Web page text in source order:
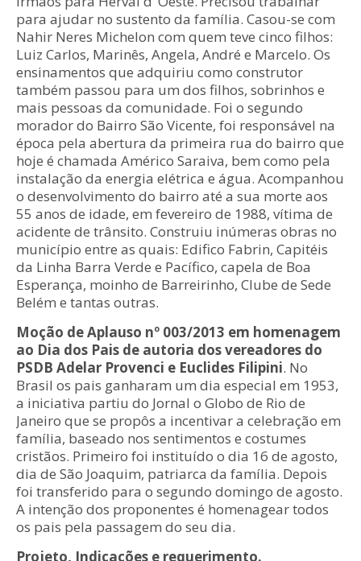
para ajudar no sustento da família. Casou-se com
Nahir Neres Michelon com quem teve cinco filhos:
Luiz Carlos, Marinês, Angela, André e Marcelo. Os
ensinamentos que adquiriu como construtor
também passou para um dos filhos, sobrinhos e
mais pessoas da comunidade. Foi o segundo
morador do Bairro São Vicente, foi responsável na
época pela abertura da primeira rua do bairro que
hoje é chamada Américo Saraiva, bem como pela
instalação da energia elétrica e água. Acompanhou
o desenvolvimento do bairro até a sua morte aos
55 anos de idade, em fevereiro de 1988, vítima de
acidente de trânsito. Construiu inúmeras obras no
município entre as quais: Edifico Fabrin, Capitéis
da Linha Barra Verde e Pacífico, capela de Boa
Esperança, moinho de Barreirinho, Clube de Sede
Belém e tantas outras.
Moção de Aplauso nº 003/2013 em homenagem
ao Dia dos Pais de autoria dos vereadores do
PSDB Adelar Provenci e Euclides Filipini. No
Brasil os pais ganharam um dia especial em 1953,
a iniciativa partiu do Jornal o Globo de Rio de
Janeiro que se propôs a incentivar a celebração em
família, baseado nos sentimentos e costumes
cristãos. Primeiro foi instituído o dia 16 de agosto,
dia de São Joaquim, patriarca da família. Depois
foi transferido para o segundo domingo de agosto.
A intenção dos proponentes é homenagear todos
os pais pela passagem do seu dia.
Projeto, Indicações e requerimento.